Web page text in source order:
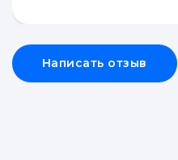
Написать отзыв